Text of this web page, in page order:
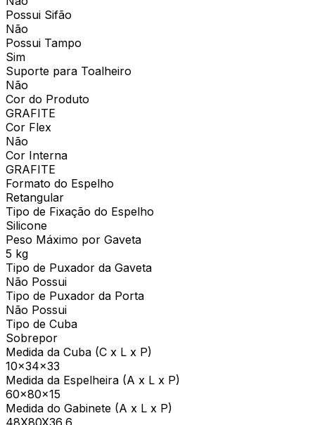
Possui Sifão
Não
Possui Tampo
Sim
Suporte para Toalheiro
Não
Cor do Produto
GRAFITE
Cor Flex
Não
Cor Interna
GRAFITE
Formato do Espelho
Retangular
Tipo de Fixação do Espelho
Silicone
Peso Máximo por Gaveta
5 kg
Tipo de Puxador da Gaveta
Não Possui
Tipo de Puxador da Porta
Não Possui
Tipo de Cuba
Sobrepor
Medida da Cuba (C x L x P)
10x34x33
Medida da Espelheira (A x L x P)
60x80x15
Medida do Gabinete (A x L x P)
48X80X36,6